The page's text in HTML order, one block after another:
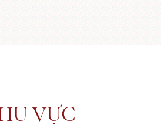
VỰC